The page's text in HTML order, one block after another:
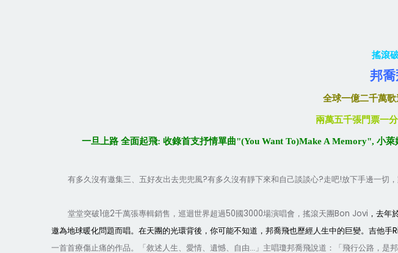
搖滾
邦
全球一億二千萬
兩萬五千張門票一
一旦上路 全面起飛: 收錄首支抒情單曲"(You Want To)Make A Memory", 小
有多久沒有邀集三、五好友出去兜兜風?有多久沒有靜下來和自己談談心?走吧!放下手邊一切
堂堂突破1億2千萬張專輯銷售，巡迴世界超過50 國3000場演唱會，搖滾天團Bon Jovi ，去年
邀為地球暖化問題而唱。在天團的光環背後，你可能不知道，邦喬飛也歷經人生中的巨變。吉他手
一首首療傷止痛的作品。「敘述 人生、愛情、遺憾、自由... 」主唱瓊邦喬飛說道：「飛行公路，是